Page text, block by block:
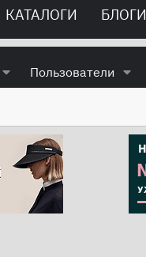
КАТАЛОГИ БЛОГИ
Пользователи